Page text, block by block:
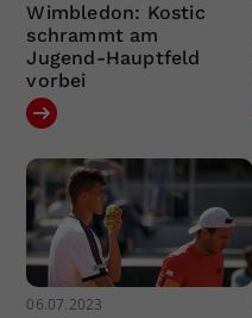
Wimbledon: Kostic
schrammt am
Jugend-Hauptfeld
vorbei
06.07.2023